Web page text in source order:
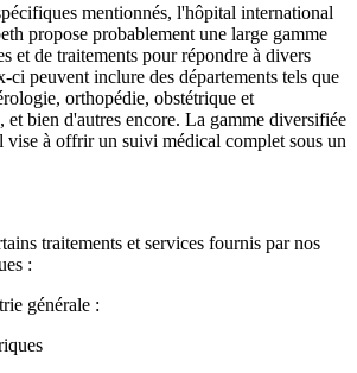
mentionnés, l'hôpital international
propose probablement une large gamme
et de traitements pour répondre à divers
ci peuvent inclure des départements tels que
orthopédie, obstétrique et
et bien d'autres encore. La gamme diversifiée
vise à offrir un suivi médical complet sous un
traitements et services fournis par nos
:
générale :